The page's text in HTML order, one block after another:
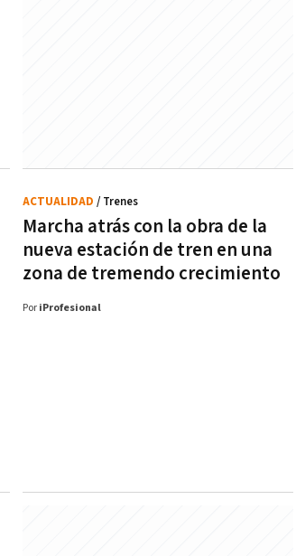
Marcha atrás con la obra de la
nueva estación de tren en una
zona de tremendo crecimiento
ACTUALIDAD / Trenes
Por iProfesional